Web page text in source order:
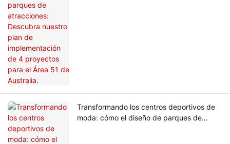
Transformando los centros deportivos de
moda: cómo el diseño de parques de